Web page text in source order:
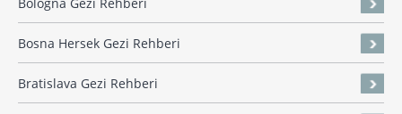
Bosna Hersek Gezi Rehberi
Bratislava Gezi Rehberi